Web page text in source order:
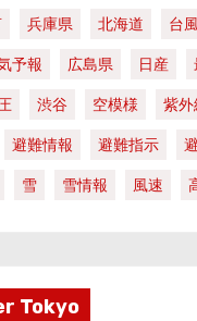
兵庫県 北海道 台
予報 広島県 日産
渋谷 空模様 紫
避難情報 避難指示
雪 雪情報 風速
Tokyo